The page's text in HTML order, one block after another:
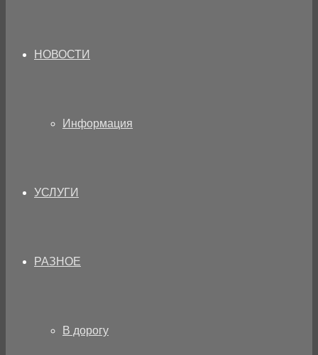
НОВОСТИ
Информация
УСЛУГИ
РАЗНОЕ
В дорогу